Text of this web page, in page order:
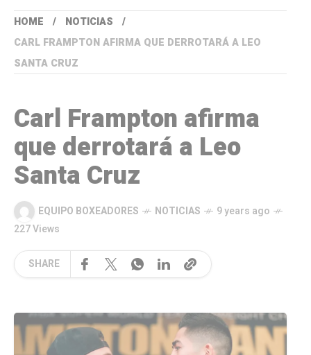
HOME
NOTICIAS
CARL FRAMPTON AFIRMA QUE DERROTARÁ A LEO
SANTA CRUZ
Carl Frampton afirma
que derrotará a Leo
Santa Cruz
EQUIPO BOXEADORES NOTICIAS
9 years ago
227 Views
SHARE